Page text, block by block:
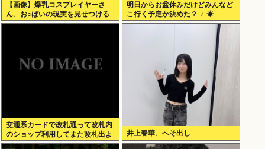
【画像】爆乳コスプレイヤーさ
ん、お○ぱいの現実を見せつける
ｗｗｗ
明日からお盆休みだけどみんなど
こ行く予定か決めた？ ‍♂ ☀
交通系カードで改札通って改札内
のショップ利用してまた改札出よ
うとしたら出られなくてワロタ
井上春華、へそ出し